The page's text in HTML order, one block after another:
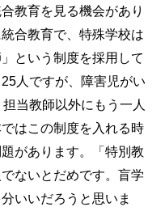
教育を見る機会があり
合教育で、特殊学校は
という制度を採用して
人ですが、障害児がい
当教師以外にもう一人
はこの制度を入れる時
があります。「特別教
ないとだめです。盲学
いいだろうと思いま